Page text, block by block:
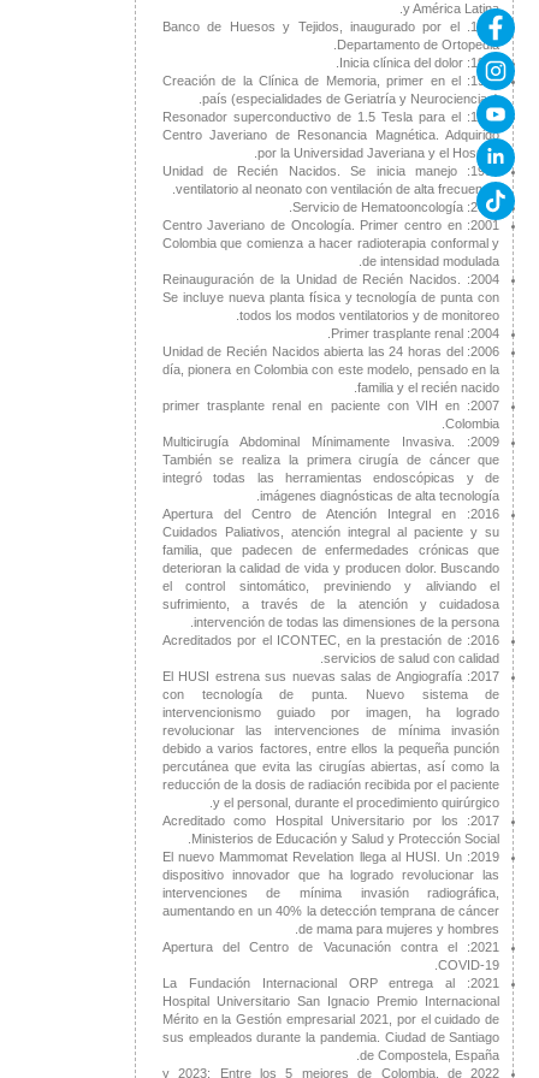
y América Latina.
1991. Banco de Huesos y Tejidos, inaugurado por el
Departamento de Ortopedia.
1991: Inicia clínica del dolor.
1996: Creación de la Clínica de Memoria, primer en el
país (especialidades de Geriatría y Neurociencias).
1997: Resonador superconductivo de 1.5 Tesla para el
Centro Javeriano de Resonancia Magnética. Adquirido
por la Universidad Javeriana y el Hospital.
1999: Unidad de Recién Nacidos. Se inicia manejo
ventilatorio al neonato con ventilación de alta frecuencia.
2001: Servicio de Hematooncología.
2001: Centro Javeriano de Oncología. Primer centro en
Colombia que comienza a hacer radioterapia conformal y
de intensidad modulada.
2004: Reinauguración de la Unidad de Recién Nacidos.
Se incluye nueva planta física y tecnología de punta con
todos los modos ventilatorios y de monitoreo.
2004: Primer trasplante renal.
2006: Unidad de Recién Nacidos abierta las 24 horas del
día, pionera en Colombia con este modelo, pensado en la
familia y el recién nacido.
2007: primer trasplante renal en paciente con VIH en
Colombia.
2009: Multicirugía Abdominal Mínimamente Invasiva.
También se realiza la primera cirugía de cáncer que
integró todas las herramientas endoscópicas y de
imágenes diagnósticas de alta tecnología.
2016: Apertura del Centro de Atención Integral en
Cuidados Paliativos, atención integral al paciente y su
familia, que padecen de enfermedades crónicas que
deterioran la calidad de vida y producen dolor. Buscando
el control sintomático, previniendo y aliviando el
sufrimiento, a través de la atención y cuidadosa
intervención de todas las dimensiones de la persona.
2016: Acreditados por el ICONTEC, en la prestación de
servicios de salud con calidad.
2017: El HUSI estrena sus nuevas salas de Angiografía
con tecnología de punta. Nuevo sistema de
intervencionismo guiado por imagen, ha logrado
revolucionar las intervenciones de mínima invasión
debido a varios factores, entre ellos la pequeña punción
percutánea que evita las cirugías abiertas, así como la
reducción de la dosis de radiación recibida por el paciente
y el personal, durante el procedimiento quirúrgico.
2017: Acreditado como Hospital Universitario por los
Ministerios de Educación y Salud y Protección Social.
2019: El nuevo Mammomat Revelation llega al HUSI. Un
dispositivo innovador que ha logrado revolucionar las
intervenciones de mínima invasión radiográfica,
aumentando en un 40% la detección temprana de cáncer
de mama para mujeres y hombres.
2021: Apertura del Centro de Vacunación contra el
COVID-19.
2021: La Fundación Internacional ORP entrega al
Hospital Universitario San Ignacio Premio Internacional
Mérito en la Gestión empresarial 2021, por el cuidado de
sus empleados durante la pandemia. Ciudad de Santiago
de Compostela, España.
2022 y 2023: Entre los 5 mejores de Colombia, de